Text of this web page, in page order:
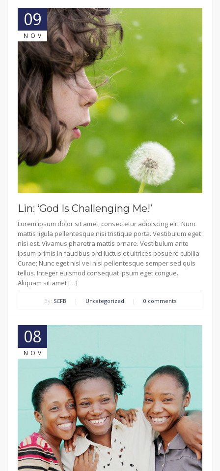
09
NOV
Lin: ‘God Is Challenging Me!’
Lorem ipsum dolor sit amet, consectetur adipiscing elit. Nunc
mattis ligula pellentesque nisi tristique porta. Vestibulum eget
nisi est. Vivamus pharetra mattis ornare. Vestibulum ante
ipsum primis in faucibus orci luctus et ultrices posuere cubilia
Curae; Nunc eget nisl vel nisl pellentesque semper sed quis
tellus. Integer euismod consequat ipsum eget congue.
Aliquam sit amet […]
By: SCFB | Uncategorized | 0 comments
08
NOV